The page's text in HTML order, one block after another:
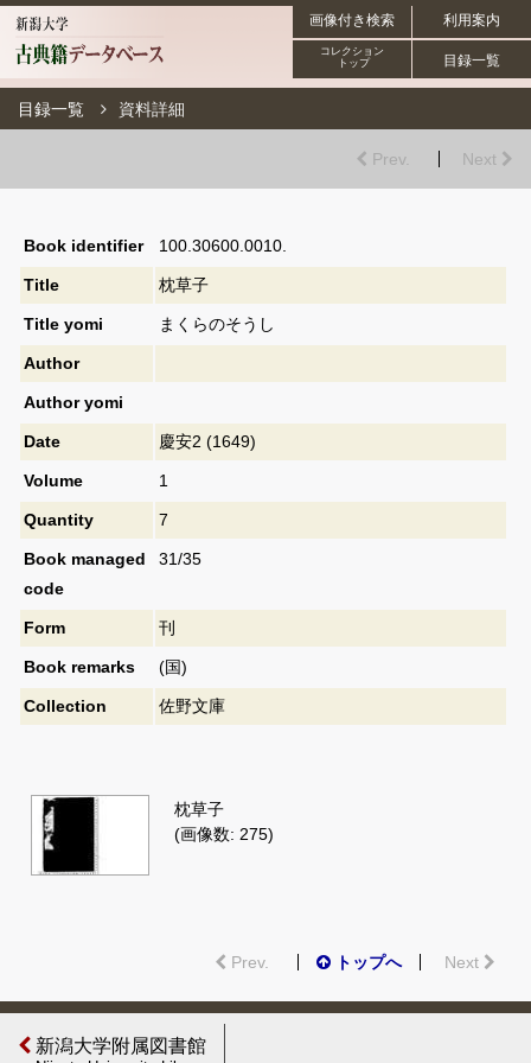
利用案内
画像付き検索
目録一覧
コレクション
トップ
目録一覧 資料詳細
Prev. Next
Book identifier 100.30600.0010.
Title 枕草子
Title yomi まくらのそうし
Author
Author yomi
Date 慶安2 (1649)
Volume 1
Quantity 7
Book managed
code
31/35
Form 刊
Book remarks (国)
Collection 佐野文庫
枕草子
(画像数: 275)
Prev. トップへ Next
新潟大学附属図書館